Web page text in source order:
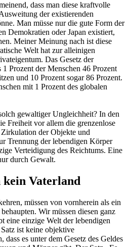
dass man diese kraftvolle
der existierenden
Man müsse nur die gute Form der
Demokratien oder Japan existiert,
Meiner Meinung nach ist diese
Welt hat zur alleinigen
Das Gesetz der
Prozent der Menschen 46 Prozent
und 10 Prozent sogar 86 Prozent.
mit 1 Prozent des globalen
gewaltiger Ungleichheit? In den
Freiheit vor allem die grenzenlose
der Objekte und
Trennung der lebendigen Körper
Verteidigung des Reichtums. Eine
durch Gewalt.
Vaterland
müssen von vornherein als ein
Wir müssen diesen ganz
eine einzige Welt der lebendigen
ist keine objektive
es unter dem Gesetz des Geldes